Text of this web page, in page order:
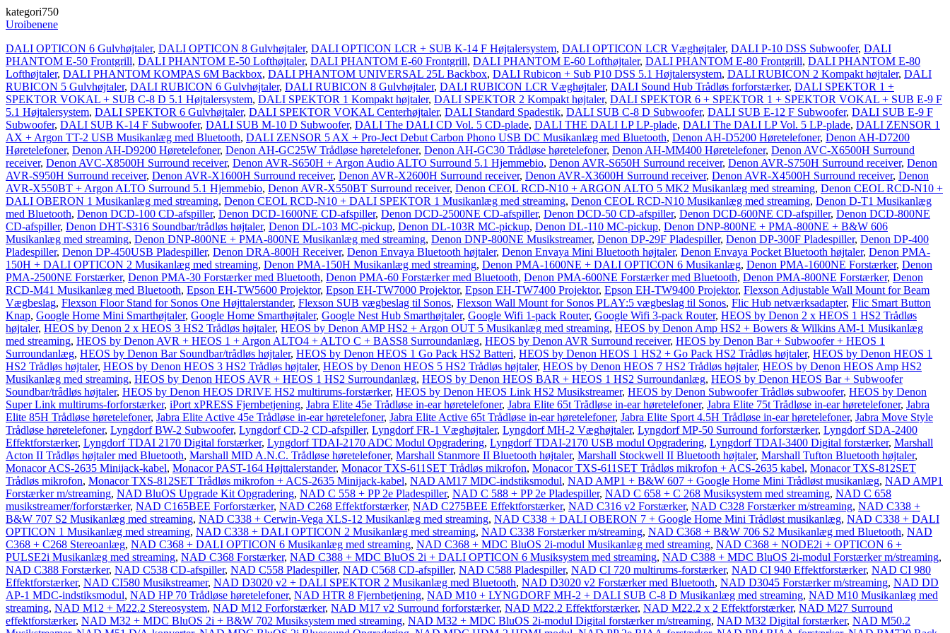
kategori750
Uroibenene
DALI OPTICON 6 Gulvhøjtaler, DALI OPTICON 8 Gulvhøjtaler, DALI OPTICON LCR + SUB K-14 F Højtalersystem, DALI OPTICON LCR Væghøjtaler, DALI P-10 DSS Subwoofer, DALI
PHANTOM E-50 Frontgrill, DALI PHANTOM E-50 Lofthøjtaler, DALI PHANTOM E-60 Frontgrill, DALI PHANTOM E-60 Lofthøjtaler, DALI PHANTOM E-80 Frontgrill, DALI PHANTOM E-80
Lofthøjtaler, DALI PHANTOM KOMPAS 6M Backbox, DALI PHANTOM UNIVERSAL 25L Backbox, DALI Rubicon + Sub P10 DSS 5.1 Højtalersystem, DALI RUBICON 2 Kompakt højtaler, DALI
RUBICON 5 Gulvhøjtaler, DALI RUBICON 6 Gulvhøjtaler, DALI RUBICON 8 Gulvhøjtaler, DALI RUBICON LCR Væghøjtaler, DALI Sound Hub Trådløs forforstærker, DALI SPEKTOR 1 +
SPEKTOR VOKAL + SUB C-8 D 5.1 Højtalersystem, DALI SPEKTOR 1 Kompakt højtaler, DALI SPEKTOR 2 Kompakt højtaler, DALI SPEKTOR 6 + SPEKTOR 1 + SPEKTOR VOKAL + SUB E-9 F
5.1 Højtalersystem, DALI SPEKTOR 6 Gulvhøjtaler, DALI SPEKTOR VOKAL Centerhøjtaler, DALI Standard Spadestik, DALI SUB C-8 D Subwoofer, DALI SUB E-12 F Subwoofer, DALI SUB E-9 F
Subwoofer, DALI SUB K-14 F Subwoofer, DALI SUB M-10 D Subwoofer, DALI The DALI CD Vol. 5 CD-plade, DALI THE DALI LP LP-plade, DALI The DALI LP Vol. 5 LP-plade, DALI ZENSOR 1
AX + Argon TT-2 USB Musikanlæg med Bluetooth, DALI ZENSOR 5 AX + Pro-Ject Debut Carbon Phono USB DC Musikanlæg med Bluetooth, Denon AH-D5200 Høretelefoner, Denon AH-D7200
Høretelefoner, Denon AH-D9200 Høretelefoner, Denon AH-GC25W Trådløse høretelefoner, Denon AH-GC30 Trådløse høretelefoner, Denon AH-MM400 Høretelefoner, Denon AVC-X6500H Surround
receiver, Denon AVC-X8500H Surround receiver, Denon AVR-S650H + Argon Audio ALTO Surround 5.1 Hjemmebio, Denon AVR-S650H Surround receiver, Denon AVR-S750H Surround receiver, Denon
AVR-S950H Surround receiver, Denon AVR-X1600H Surround receiver, Denon AVR-X2600H Surround receiver, Denon AVR-X3600H Surround receiver, Denon AVR-X4500H Surround receiver, Denon
AVR-X550BT + Argon ALTO Surround 5.1 Hjemmebio, Denon AVR-X550BT Surround receiver, Denon CEOL RCD-N10 + ARGON ALTO 5 MK2 Musikanlæg med streaming, Denon CEOL RCD-N10 +
DALI OBERON 1 Musikanlæg med streaming, Denon CEOL RCD-N10 + DALI SPEKTOR 1 Musikanlæg med streaming, Denon CEOL RCD-N10 Musikanlæg med streaming, Denon D-T1 Musikanlæg
med Bluetooth, Denon DCD-100 CD-afspiller, Denon DCD-1600NE CD-afspiller, Denon DCD-2500NE CD-afspiller, Denon DCD-50 CD-afspiller, Denon DCD-600NE CD-afspiller, Denon DCD-800NE
CD-afspiller, Denon DHT-S316 Soundbar/trådløs højtaler, Denon DL-103 MC-pickup, Denon DL-103R MC-pickup, Denon DL-110 MC-pickup, Denon DNP-800NE + PMA-800NE + B&W 606
Musikanlæg med streaming, Denon DNP-800NE + PMA-800NE Musikanlæg med streaming, Denon DNP-800NE Musikstreamer, Denon DP-29F Pladespiller, Denon DP-300F Pladespiller, Denon DP-400
Pladespiller, Denon DP-450USB Pladespiller, Denon DRA-800H Receiver, Denon Envaya Bluetooth højtaler, Denon Envaya Mini Bluetooth højtaler, Denon Envaya Pocket Bluetooth højtaler, Denon PMA-
150H + DALI OPTICON 2 Musikanlæg med streaming, Denon PMA-150H Musikanlæg med streaming, Denon PMA-1600NE + DALI OPTICON 6 Musikanlæg, Denon PMA-1600NE Forstærker, Denon
PMA-2500NE Forstærker, Denon PMA-30 Forstærker med Bluetooth, Denon PMA-60 Forstærker med Bluetooth, Denon PMA-600NE Forstærker med Bluetooth, Denon PMA-800NE Forstærker, Denon
RCD-M41 Musikanlæg med Bluetooth, Epson EH-TW5600 Projektor, Epson EH-TW7000 Projektor, Epson EH-TW7400 Projektor, Epson EH-TW9400 Projektor, Flexson Adjustable Wall Mount for Beam
Vægbeslag, Flexson Floor Stand for Sonos One Højttalerstander, Flexson SUB vægbeslag til Sonos, Flexson Wall Mount for Sonos PLAY:5 vægbeslag til Sonos, Flic Hub netværksadapter, Flic Smart Button
Knap, Google Home Mini Smarthøjtaler, Google Home Smarthøjtaler, Google Nest Hub Smarthøjtaler, Google Wifi 1-pack Router, Google Wifi 3-pack Router, HEOS by Denon 2 x HEOS 1 HS2 Trådløs
højtaler, HEOS by Denon 2 x HEOS 3 HS2 Trådløs højtaler, HEOS by Denon AMP HS2 + Argon OUT 5 Musikanlæg med streaming, HEOS by Denon Amp HS2 + Bowers & Wilkins AM-1 Musikanlæg
med streaming, HEOS by Denon AVR + HEOS 1 + Argon ALTO4 + ALTO C + BASS8 Surroundanlæg, HEOS by Denon AVR Surround receiver, HEOS by Denon Bar + Subwoofer + HEOS 1
Surroundanlæg, HEOS by Denon Bar Soundbar/trådløs højtaler, HEOS by Denon HEOS 1 Go Pack HS2 Batteri, HEOS by Denon HEOS 1 HS2 + Go Pack HS2 Trådløs højtaler, HEOS by Denon HEOS 1
HS2 Trådløs højtaler, HEOS by Denon HEOS 3 HS2 Trådløs højtaler, HEOS by Denon HEOS 5 HS2 Trådløs højtaler, HEOS by Denon HEOS 7 HS2 Trådløs højtaler, HEOS by Denon HEOS Amp HS2
Musikanlæg med streaming, HEOS by Denon HEOS AVR + HEOS 1 HS2 Surroundanlæg, HEOS by Denon HEOS BAR + HEOS 1 HS2 Surroundanlæg, HEOS by Denon HEOS Bar + Subwoofer
Soundbar/trådløs højtaler, HEOS by Denon HEOS DRIVE HS2 multirums-forstærker, HEOS by Denon HEOS Link HS2 Musikstreamer, HEOS by Denon Subwoofer Trådløs subwoofer, HEOS by Denon
Super Link multirums-forforstærker, iPort xPRESS Fjernbetjening, Jabra Elite 45e Trådløse in-ear høretelefoner, Jabra Elite 65t Trådløse in-ear høretelefoner, Jabra Elite 75t Trådløse in-ear høretelefoner, Jabra
Elite 85H Trådløse høretelefoner, Jabra Elite Active 45e Trådløse in-ear høretelefoner, Jabra Elite Active 65t Trådløse in-ear høretelefoner, Jabra Elite Sport 4.5H Trådløse in-ear høretelefoner, Jabra Move Style
Trådløse høretelefoner, Lyngdorf BW-2 Subwoofer, Lyngdorf CD-2 CD-afspiller, Lyngdorf FR-1 Væghøjtaler, Lyngdorf MH-2 Væghøjtaler, Lyngdorf MP-50 Surround forforstærker, Lyngdorf SDA-2400
Effektforstærker, Lyngdorf TDAI 2170 Digital forstærker, Lyngdorf TDAI-2170 ADC Modul Opgradering, Lyngdorf TDAI-2170 USB modul Opgradering, Lyngdorf TDAI-3400 Digital forstærker, Marshall
Acton II Trådløs højtaler med Bluetooth, Marshall MID A.N.C. Trådløse høretelefoner, Marshall Stanmore II Bluetooth højtaler, Marshall Stockwell II Bluetooth højtaler, Marshall Tufton Bluetooth højtaler,
Monacor ACS-2635 Minijack-kabel, Monacor PAST-164 Højttalerstander, Monacor TXS-611SET Trådløs mikrofon, Monacor TXS-611SET Trådløs mikrofon + ACS-2635 kabel, Monacor TXS-812SET
Trådløs mikrofon, Monacor TXS-812SET Trådløs mikrofon + ACS-2635 Minijack-kabel, NAD AM17 MDC-indstiksmodul, NAD AMP1 + B&W 607 + Google Home Mini Trådløst musikanlæg, NAD AMP1
Forstærker m/streaming, NAD BluOS Upgrade Kit Opgradering, NAD C 558 + PP 2e Pladespiller, NAD C 588 + PP 2e Pladespiller, NAD C 658 + C 268 Musiksystem med streaming, NAD C 658
musikstreamer/forforstærker, NAD C165BEE Forforstærker, NAD C268 Effektforstærker, NAD C275BEE Effektforstærker, NAD C316 v2 Forstærker, NAD C328 Forstærker m/streaming, NAD C338 +
B&W 707 S2 Musikanlæg med streaming, NAD C338 + Cerwin-Vega XLS-12 Musikanlæg med streaming, NAD C338 + DALI OBERON 7 + Google Home Mini Trådløst musikanlæg, NAD C338 + DALI
OPTICON 1 Musikanlæg med streaming, NAD C338 + DALI OPTICON 2 Musikanlæg med streaming, NAD C338 Forstærker m/streaming, NAD C368 + B&W 706 S2 Musikanlæg med Bluetooth, NAD
C368 + C268 Stereoanlæg, NAD C368 + DALI OPTICON 6 Musikanlæg med streaming, NAD C368 + MDC BluOS 2i-modul Musikanlæg med streaming, NAD C368 + NODE2i + OPTICON 6 +
PULSE2i Musikanlæg med streaming, NAD C368 Forstærker, NAD C388 + MDC BluOS 2i + DALI OPTICON 6 Musiksystem med streaming, NAD C388 + MDC BluOS 2i-modul Forstærker m/streaming,
NAD C388 Forstærker, NAD C538 CD-afspiller, NAD C558 Pladespiller, NAD C568 CD-afspiller, NAD C588 Pladespiller, NAD CI 720 multirums-forstærker, NAD CI 940 Effektforstærker, NAD CI 980
Effektforstærker, NAD CI580 Musikstreamer, NAD D3020 v2 + DALI SPEKTOR 2 Musikanlæg med Bluetooth, NAD D3020 v2 Forstærker med Bluetooth, NAD D3045 Forstærker m/streaming, NAD DD
AP-1 MDC-indstiksmodul, NAD HP 70 Trådløse høretelefoner, NAD HTR 8 Fjernbetjening, NAD M10 + LYNGDORF MH-2 + DALI SUB C-8 D Musikanlæg med streaming, NAD M10 Musikanlæg med
streaming, NAD M12 + M22.2 Stereosystem, NAD M12 Forforstærker, NAD M17 v2 Surround forforstærker, NAD M22.2 Effektforstærker, NAD M22.2 x 2 Effektforstærker, NAD M27 Surround
effektforstærker, NAD M32 + MDC BluOS 2i + B&W 702 Musiksystem med streaming, NAD M32 + MDC BluOS 2i-modul Digital forstærker m/streaming, NAD M32 Digital forstærker, NAD M50.2